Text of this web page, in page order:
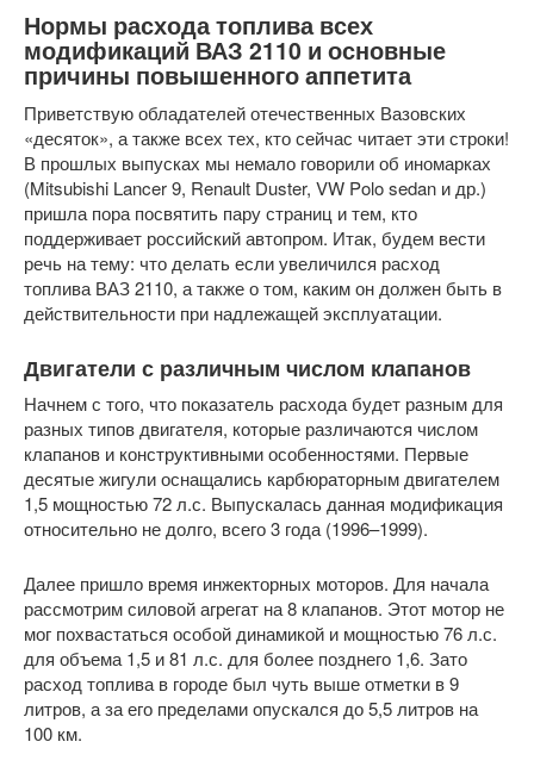
Нормы расхода топлива всех
модификаций ВАЗ 2110 и основные
причины повышенного аппетита
Приветствую обладателей отечественных Вазовских
«десяток», а также всех тех, кто сейчас читает эти строки!
В прошлых выпусках мы немало говорили об иномарках
(Mit­subishi Lancer 9, Renault Duster, VW Polo sedan и др.)
пришла пора посвятить пару страниц и тем, кто
поддерживает российский автопром. Итак, будем вести
речь на тему: что делать если увеличился расход
топлива ВАЗ 2110, а также о том, каким он должен быть в
действительности при надлежащей эксплуатации.
Двигатели с различным числом клапанов
Начнем с того, что показатель расхода будет разным для
разных типов двигателя, которые различаются числом
клапанов и конструктивными особенностями. Первые
десятые жигули оснащались карбюраторным двигателем
1,5 мощностью 72 л.с. Выпускалась данная модификация
относительно не долго, всего 3 года (1996–1999).
Далее пришло время инжекторных моторов. Для начала
рассмотрим силовой агрегат на 8 клапанов. Этот мотор не
мог похвастаться особой динамикой и мощностью 76 л.с.
для объема 1,5 и 81 л.с. для более позднего 1,6. Зато
расход топлива в городе был чуть выше отметки в 9
литров, а за его пределами опускался до 5,5 литров на
100 км.